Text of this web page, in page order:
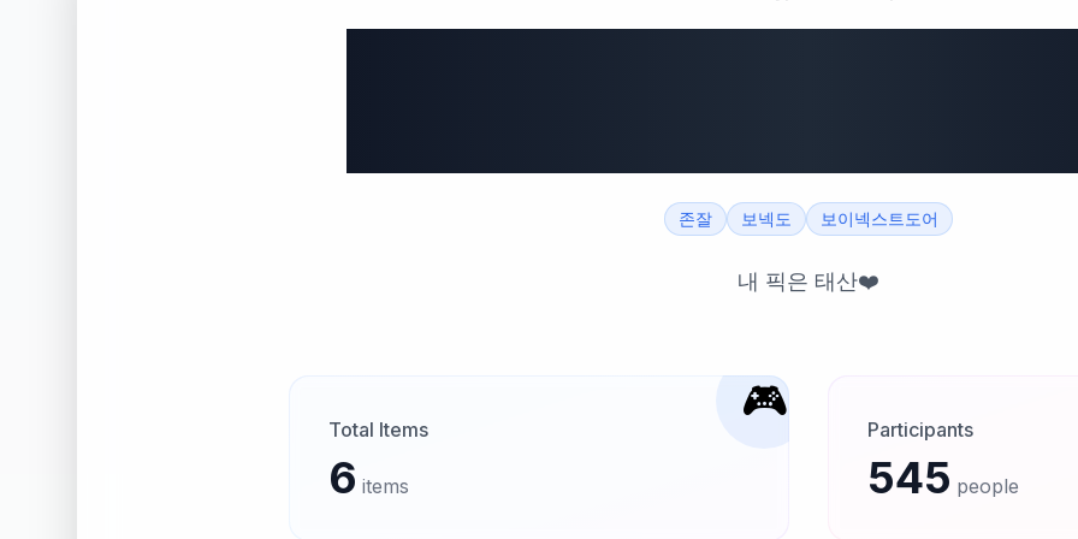
존잘 보넥도 보이넥스트도어
내 픽은 태산❤️
🎮
Total Items
6 items
Participants
545 people